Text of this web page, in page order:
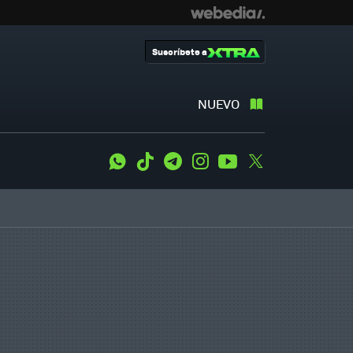
NUEVO
Suscríbete a
WhatsApp
Tiktok TelegramInstagramYoutube